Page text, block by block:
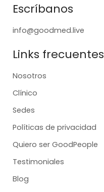
Escríbanos
info@goodmed.live
Links frecuentes
Nosotros
Clínico
Sedes
Políticas de privacidad
Quiero ser GoodPeople
Testimoniales
Blog